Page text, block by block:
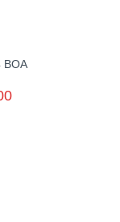
BOA